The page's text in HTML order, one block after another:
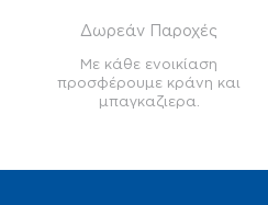
Δωρεάν Παροχές
Με κάθε ενοικίαση
προσφέρουμε κράνη και
μπαγκαζιερα.